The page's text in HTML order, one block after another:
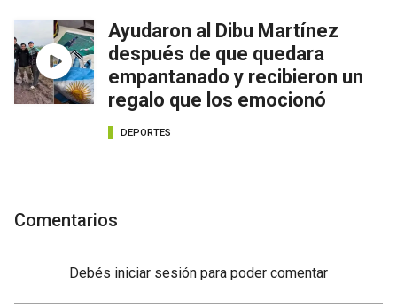
Ayudaron al Dibu Martínez
después de que quedara
empantanado y recibieron un
regalo que los emocionó
DEPORTES
Comentarios
Debés iniciar sesión para poder comentar